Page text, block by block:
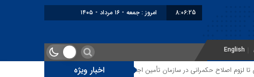
8:06:26 برابر با : Friday - 7 August - 2026
English
اخبار ویژه در سازمان تأمین اجتماعی توقف‌های مرزی، هزینه‌های پنهان و ضعف مدیریت؛ زنگ